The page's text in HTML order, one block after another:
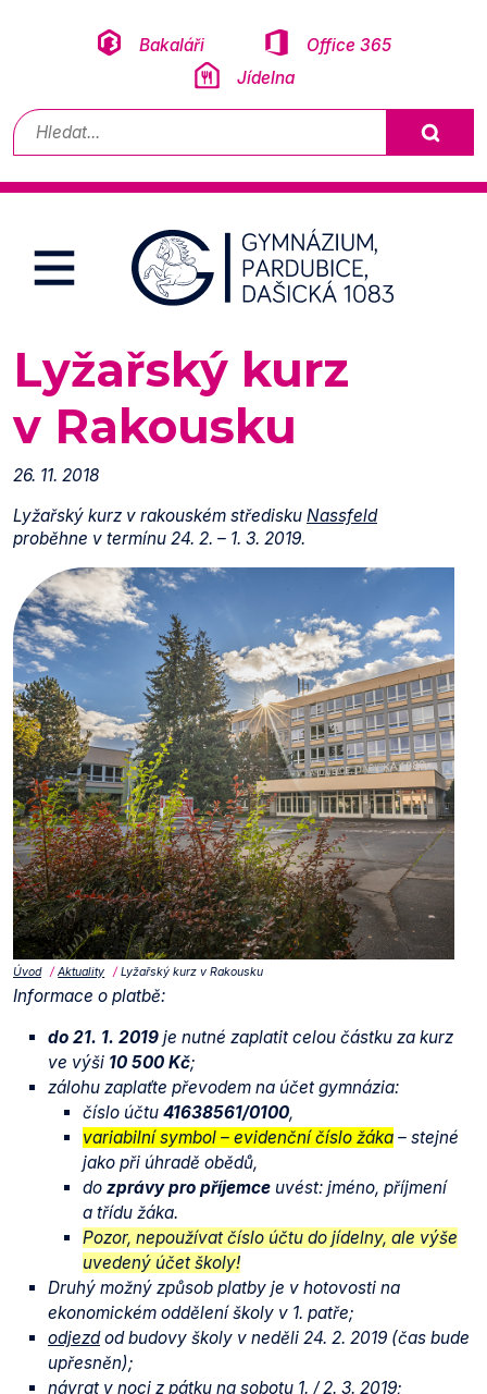
Bakaláři
Office 365
Jídelna
Vyhledávání
Lyžařský kurz
v Rakousku
26. 11. 2018
Lyžařský kurz v rakouském středisku Nassfeld
proběhne v termínu 24. 2. – 1. 3. 2019.
Úvod Aktuality Lyžařský kurz v Rakousku
Informace o platbě:
do 21. 1. 2019 je nutné zaplatit celou částku za kurz
ve výši 10 500 Kč;
zálohu zaplaťte převodem na účet gymnázia:
číslo účtu 41638561/0100,
variabilní symbol – evidenční číslo žáka – stejné
jako při úhradě obědů,
do zprávy pro příjemce uvést: jméno, příjmení
a třídu žáka.
Pozor, nepoužívat číslo účtu do jídelny, ale výše
uvedený účet školy!
Druhý možný způsob platby je v hotovosti na
ekonomickém oddělení školy v 1. patře;
odjezdod budovy školy v neděli 24. 2. 2019 (čas bude
upřesněn);
návratv noci z pátku na sobotu 1. / 2. 3. 2019;